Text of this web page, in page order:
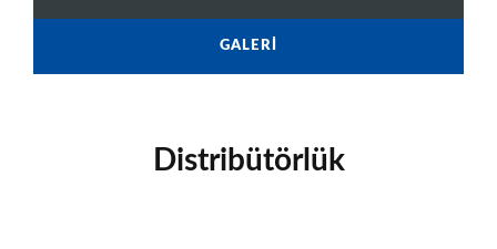
GALERI
Distribütörlük